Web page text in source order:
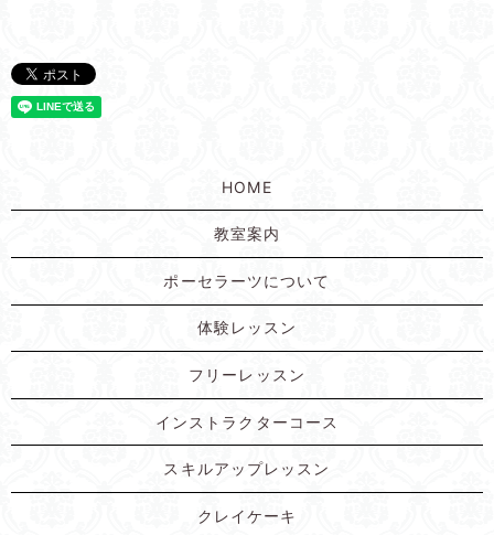
HOME
教室案内
ポーセラーツについて
体験レッスン
フリーレッスン
インストラクターコース
スキルアップレッスン
クレイケーキ